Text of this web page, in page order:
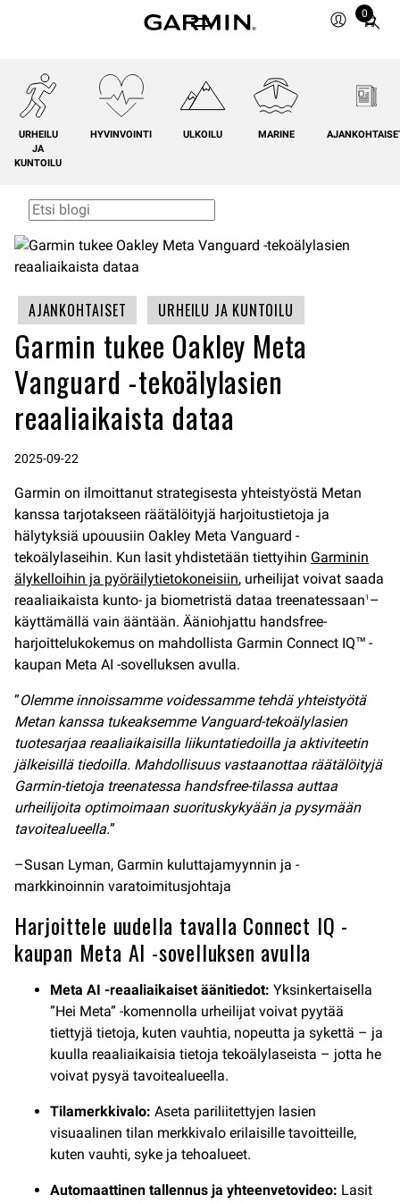
0
Total
0
URHEILU
JA
KUNTOILU
HYVINVOINTI ULKOILU MARINE
AJANKOHTAISET URHEILU JA KUNTOILU
Garmin tukee Oakley Meta
Vanguard -tekoälylasien
reaaliaikaista dataa
2025-09-22
Garmin on ilmoittanut strategisesta yhteistyöstä Metan
kanssa tarjotakseen räätälöityjä harjoitustietoja ja
hälytyksiä upouusiin Oakley Meta Vanguard -
tekoälylaseihin. Kun lasit yhdistetään tiettyihin Garminin
älykelloihin ja pyöräilytietokoneisiin, urheilijat voivat saada
reaaliaikaista kunto- ja biometristä dataa treenatessaan1 –
käyttämällä vain ääntään. Ääniohjattu handsfree-
harjoittelukokemus on mahdollista Garmin Connect IQ™ -
kaupan Meta AI -sovelluksen avulla.
”Olemme innoissamme voidessamme tehdä yhteistyötä
Metan kanssa tukeaksemme Vanguard-tekoälylasien
tuotesarjaa reaaliaikaisilla liikuntatiedoilla ja aktiviteetin
jälkeisillä tiedoilla. Mahdollisuus vastaanottaa räätälöityjä
Garmin-tietoja treenatessa handsfree-tilassa auttaa
urheilijoita optimoimaan suorituskykyään ja pysymään
tavoitealueella.”
–Susan Lyman, Garmin kuluttajamyynnin ja -
markkinoinnin varatoimitusjohtaja
Harjoittele uudella tavalla Connect IQ -
kaupan Meta AI -sovelluksen avulla
Meta AI -reaaliaikaiset äänitiedot: Yksinkertaisella
”Hei Meta” -komennolla urheilijat voivat pyytää
tiettyjä tietoja, kuten vauhtia, nopeutta ja sykettä – ja
kuulla reaaliaikaisia tietoja tekoälylaseista – jotta he
voivat pysyä tavoitealueella.
Tilamerkkivalo: Aseta pariliitettyjen lasien
visuaalinen tilan merkkivalo erilaisille tavoitteille,
kuten vauhti, syke ja tehoalueet.
Automaattinen tallennus ja yhteenvetovideo: Lasit